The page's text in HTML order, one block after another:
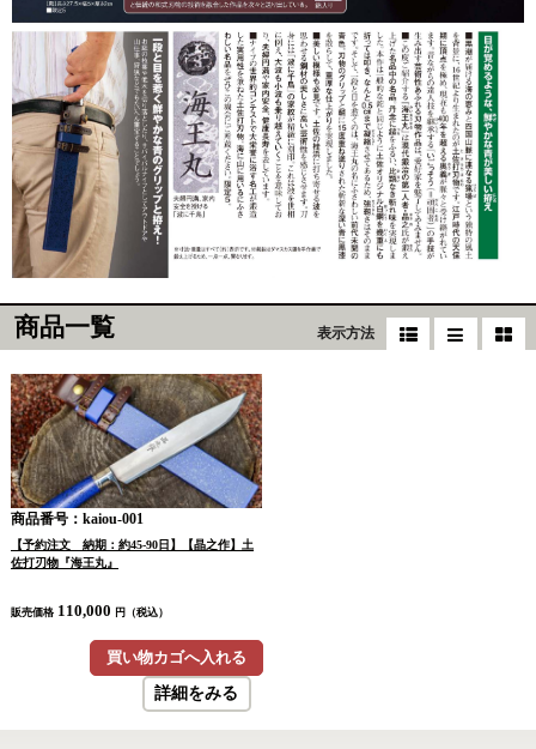
商品一覧 表示方法
商品番号：kaiou-001
【予約注文 納期：約45-90日】【晶之作】土
佐打刃物『海王丸』
販売価格 110,000 円（税込）
買い物カゴへ入れる
詳細をみる